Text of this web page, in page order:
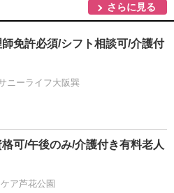
さらに見る
師免許必須/シフト相談可/介護付
ニーライフ大阪巽
可/午後のみ/介護付き有料老人
ア芦花公園